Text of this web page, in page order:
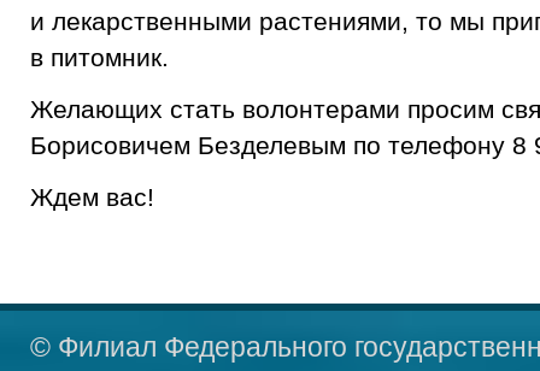
и лекарственными растениями, то мы
в питомник.
Желающих стать волонтерами просим
Борисовичем Безделевым по телефону 8
Ждем вас!
© Филиал Федерального